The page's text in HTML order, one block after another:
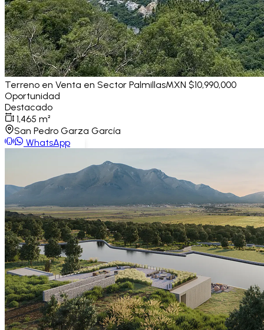
Terreno en Venta en Sector PalmillasMXN $10,990,000
Oportunidad
Destacado
1,465 m²
San Pedro Garza García
WhatsApp